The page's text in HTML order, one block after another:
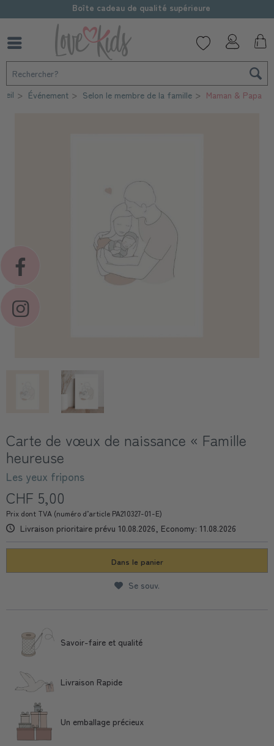
Boîte cadeau de qualité supérieure
Événement Selon le membre de la famille Maman & Papa
Carte de vœux de naissance « Famille
heureuse
Les yeux fripons
CHF 5,00
Prix dont TVA (numéro d’article PA210327-01-E)
Livraison prioritaire prévu 10.08.2026, Economy: 11.08.2026
Dans le panier
Se souv.
Savoir-faire et qualité
Livraison Rapide
Un emballage précieux